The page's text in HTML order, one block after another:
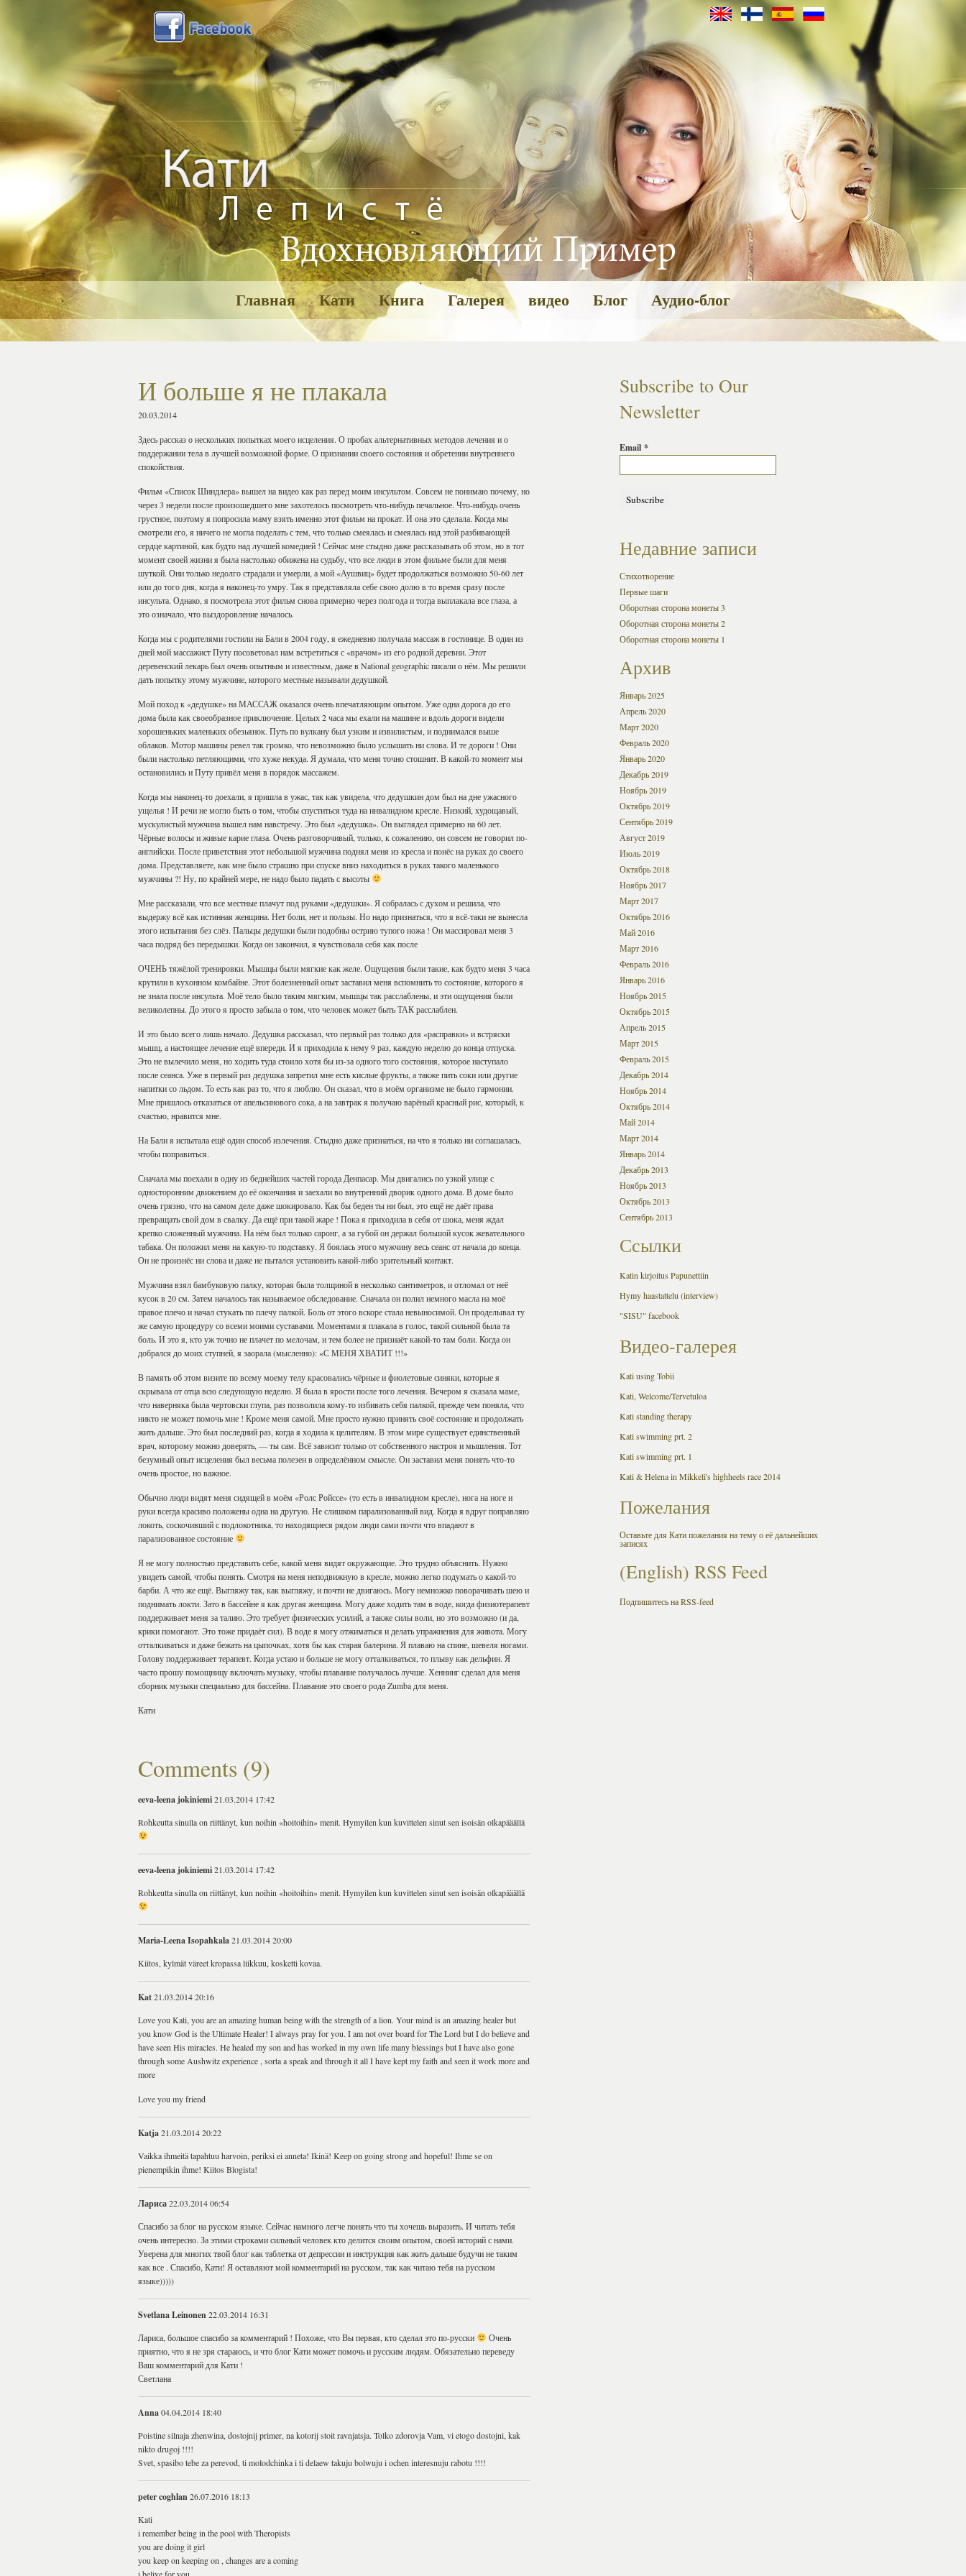
Главная Кати Книга Галерея видео Блог Аудио-блог
И больше я не плакала
20.03.2014
Здесь рассказ о нескольких попытках моего исцеления. О пробах альтернативных методов лечения и о
поддержании тела в лучшей возможной форме. О признании своего состояния и обретении внутреннего
спокойствия.
Фильм «Список Шиндлера» вышел на видео как раз перед моим инсультом. Совсем не понимаю почему, но
через 3 недели после произошедшего мне захотелось посмотреть что-нибудь печальное. Что-нибудь очень
грустное, поэтому я попросила маму взять именно этот фильм на прокат. И она это сделала. Когда мы
смотрели его, я ничего не могла поделать с тем, что только смеялась и смеялась над этой разбивающей
сердце картиной, как будто над лучшей комедией ! Сейчас мне стыдно даже рассказывать об этом, но в тот
момент своей жизни я была настолько обижена на судьбу, что все люди в этом фильме были для меня
шуткой. Они только недолго страдали и умерли, а мой «Аушвиц» будет продолжаться возможно 50-60 лет
или до того дня, когда я наконец-то умру. Так я представляла себе свою долю в то время сразу после
инсульта. Однако, я посмотрела этот фильм снова примерно через полгода и тогда выплакала все глаза, а
это означало, что выздоровление началось.
Когда мы с родителями гостили на Бали в 2004 году, я ежедневно получала массаж в гостинице. В один из
дней мой массажист Путу посоветовал нам встретиться с «врачом» из его родной деревни. Этот
деревенский лекарь был очень опытным и известным, даже в National geographic писали о нём. Мы решили
дать попытку этому мужчине, которого местные называли дедушкой.
Мой поход к «дедушке» на МАССАЖ оказался очень впечатляющим опытом. Уже одна дорога до его
дома была как своеобразное приключение. Целых 2 часа мы ехали на машине и вдоль дороги видели
хорошеньких маленьких обезьянок. Путь по вулкану был узким и извилистым, и поднимался выше
облаков. Мотор машины ревел так громко, что невозможно было услышать ни слова. И те дороги ! Они
были настолько петляющими, что хуже некуда. Я думала, что меня точно стошнит. В какой-то момент мы
остановились и Путу привёл меня в порядок массажем.
Когда мы наконец-то доехали, я пришла в ужас, так как увидела, что дедушкин дом был на дне ужасного
ущелья ! И речи не могло быть о том, чтобы спуститься туда на инвалидном кресле. Низкий, худощавый,
мускулистый мужчина вышел нам навстречу. Это был «дедушка». Он выглядел примерно на 60 лет.
Чёрные волосы и живые карие глаза. Очень разговорчивый, только, к сожалению, он совсем не говорил по-
английски. После приветствия этот небольшой мужчина поднял меня из кресла и понёс на руках до своего
дома. Представляете, как мне было страшно при спуске вниз находиться в руках такого маленького
мужчины ?! Ну, по крайней мере, не надо было падать с высоты
Мне рассказали, что все местные плачут под руками «дедушки». Я собралась с духом и решила, что
выдержу всё как истинная женщина. Нет боли, нет и пользы. Но надо признаться, что я всё-таки не вынесла
этого испытания без слёз. Пальцы дедушки были подобны острию тупого ножа ! Он массировал меня 3
часа подряд без передышки. Когда он закончил, я чувствовала себя как после
ОЧЕНЬ тяжёлой тренировки. Мышцы были мягкие как желе. Ощущения были такие, как будто меня 3 часа
крутили в кухонном комбайне. Этот болезненный опыт заставил меня вспомнить то состояние, которого я
не знала после инсульта. Моё тело было таким мягким, мышцы так расслаблены, и эти ощущения были
великолепны. До этого я просто забыла о том, что человек может быть ТАК расслаблен.
И это было всего лишь начало. Дедушка рассказал, что первый раз только для «расправки» и встряски
мышц, а настоящее лечение ещё впереди. И я приходила к нему 9 раз, каждую неделю до конца отпуска.
Это не вылечило меня, но ходить туда стоило хотя бы из-за одного того состояния, которое наступало
после сеанса. Уже в первый раз дедушка запретил мне есть кислые фрукты, а также пить соки или другие
напитки со льдом. То есть как раз то, что я люблю. Он сказал, что в моём организме не было гармонии.
Мне пришлось отказаться от апельсинового сока, а на завтрак я получаю варёный красный рис, который, к
счастью, нравится мне.
На Бали я испытала ещё один способ излечения. Стыдно даже признаться, на что я только ни соглашалась,
чтобы поправиться.
Сначала мы поехали в одну из беднейших частей города Денпасар. Мы двигались по узкой улице с
односторонним движением до её окончания и заехали во внутренний дворик одного дома. В доме было
очень грязно, что на самом деле даже шокировало. Как бы беден ты ни был, это ещё не даёт права
превращать свой дом в свалку. Да ещё при такой жаре ! Пока я приходила в себя от шока, меня ждал
крепко сложенный мужчина. На нём был только саронг, а за губой он держал большой кусок жевательного
табака. Он положил меня на какую-то подставку. Я боялась этого мужчину весь сеанс от начала до конца.
Он не произнёс ни слова и даже не пытался установить какой-либо зрительный контакт.
Мужчина взял бамбуковую палку, которая была толщиной в несколько сантиметров, и отломал от неё
кусок в 20 см. Затем началось так называемое обследование. Сначала он полил немного масла на моё
правое плечо и начал стукать по плечу палкой. Боль от этого вскоре стала невыносимой. Он проделывал ту
же самую процедуру со всеми моими суставами. Моментами я плакала в голос, такой сильной была та
боль. И это я, кто уж точно не плачет по мелочам, и тем более не признаёт какой-то там боли. Когда он
добрался до моих ступней, я заорала (мысленно): «С МЕНЯ ХВАТИТ !!!»
В память об этом визите по всему моему телу красовались чёрные и фиолетовые синяки, которые я
скрывала от отца всю следующую неделю. Я была в ярости после того лечения. Вечером я сказала маме,
что наверняка была чертовски глупа, раз позволила кому-то избивать себя палкой, прежде чем поняла, что
никто не может помочь мне ! Кроме меня самой. Мне просто нужно принять своё состояние и продолжать
жить дальше. Это был последний раз, когда я ходила к целителям. В этом мире существует единственный
врач, которому можно доверять, — ты сам. Всё зависит только от собственного настроя и мышления. Тот
безумный опыт исцеления был весьма полезен в определённом смысле. Он заставил меня понять что-то
очень простое, но важное.
Обычно люди видят меня сидящей в моём «Ролс Ройссе» (то есть в инвалидном кресле), нога на ноге и
руки всегда красиво положены одна на другую. Не слишком парализованный вид. Когда я вдруг поправляю
локоть, соскочивший с подлокотника, то находящиеся рядом люди сами почти что впадают в
парализованное состояние
Я не могу полностью представить себе, какой меня видят окружающие. Это трудно объяснить. Нужно
увидеть самой, чтобы понять. Смотря на меня неподвижную в кресле, можно легко подумать о какой-то
барби. А что же ещё. Выгляжу так, как выгляжу, и почти не двигаюсь. Могу немножко поворачивать шею и
поднимать локти. Зато в бассейне я как другая женщина. Могу даже ходить там в воде, когда физиотерапевт
поддерживает меня за талию. Это требует физических усилий, а также силы воли, но это возможно (и да,
крики помогают. Это тоже придаёт сил). В воде я могу отжиматься и делать упражнения для живота. Могу
отталкиваться и даже бежать на цыпочках, хотя бы как старая балерина. Я плаваю на спине, шевеля ногами.
Голову поддерживает терапевт. Когда устаю и больше не могу отталкиваться, то плыву как дельфин. Я
часто прошу помощницу включать музыку, чтобы плавание получалось лучше. Хеннинг сделал для меня
сборник музыки специально для бассейна. Плавание это своего рода Zumba для меня.
Кати
Comments (9)
eeva-leena jokiniemi21.03.2014 17:42
Rohkeutta sinulla on riittänyt, kun noihin «hoitoihin» menit. Hymyilen kun kuvittelen sinut sen isoisän olkapääällä
eeva-leena jokiniemi21.03.2014 17:42
Rohkeutta sinulla on riittänyt, kun noihin «hoitoihin» menit. Hymyilen kun kuvittelen sinut sen isoisän olkapääällä
Maria-Leena Isopahkala21.03.2014 20:00
Kiitos, kylmät väreet kropassa liikkuu, kosketti kovaa.
Kat21.03.2014 20:16
Love you Kati, you are an amazing human being with the strength of a lion. Your mind is an amazing healer but
you know God is the Ultimate Healer! I always pray for you. I am not over board for The Lord but I do believe and
have seen His miracles. He healed my son and has worked in my own life many blessings but I have also gone
through some Aushwitz experience , sorta a speak and through it all I have kept my faith and seen it work more and
more
Love you my friend
Katja21.03.2014 20:22
Vaikka ihmeitä tapahtuu harvoin, periksi ei anneta! Ikinä! Keep on going strong and hopeful! Ihme se on
pienempikin ihme! Kiitos Blogista!
Лариса22.03.2014 06:54
Спасибо за блог на русском языке. Сейчас намного легче понять что ты хочешь выразить. И читать тебя
очень интересно. За этими строками сильный человек кто делится своим опытом, своей историй с нами.
Уверена для многих твой блог как таблетка от депрессии и инструкция как жить дальше будучи не таким
как все . Спасибо, Кати! Я оставляют мой комментарий на русском, так как читаю тебя на русском
языке)))))
Svetlana Leinonen22.03.2014 16:31
Лариса, большое спасибо за комментарий ! Похоже, что Вы первая, кто сделал это по-русски
Очень
приятно, что я не зря стараюсь, и что блог Кати может помочь и русским людям. Обязательно переведу
Ваш комментарий для Кати !
Светлана
Anna04.04.2014 18:40
Poistine silnaja zhenwina, dostojnij primer, na kotorij stoit ravnjatsja. Tolko zdorovja Vam, vi etogo dostojni, kak
nikto drugoj !!!!
Svet, spasibo tebe za perevod, ti molodchinka i ti delaew takuju bolwuju i ochen interesnuju rabotu !!!!
peter coghlan26.07.2016 18:13
Kati
i remember being in the pool with Theropists
you are doing it girl
you keep on keeping on , changes are a coming
Subscribe to Our
Newsletter
Email *
Недавние записи
Стихотворение
Первые шаги
Оборотная сторона монеты 3
Оборотная сторона монеты 2
Оборотная сторона монеты 1
Архив
Январь 2025
Апрель 2020
Март 2020
Февраль 2020
Январь 2020
Декабрь 2019
Ноябрь 2019
Октябрь 2019
Сентябрь 2019
Август 2019
Июль 2019
Октябрь 2018
Ноябрь 2017
Март 2017
Октябрь 2016
Май 2016
Март 2016
Февраль 2016
Январь 2016
Ноябрь 2015
Октябрь 2015
Апрель 2015
Март 2015
Февраль 2015
Декабрь 2014
Ноябрь 2014
Октябрь 2014
Май 2014
Март 2014
Январь 2014
Декабрь 2013
Ноябрь 2013
Октябрь 2013
Сентябрь 2013
Ссылки
Katin kirjoitus Papunettiin
Hymy haastattelu (interview)
"SISU" facebook
Видео-галерея
Kati using Tobii
Kati, Welcome/Tervetuloa
Kati standing therapy
Kati swimming prt. 2
Kati swimming prt. 1
Kati & Helena in Mikkeli's highheels race 2014
Пожелания
Оставьте для Кати пожелания на тему о её дальнейших
записях
(English) RSS Feed
Подпишитесь на RSS-feed